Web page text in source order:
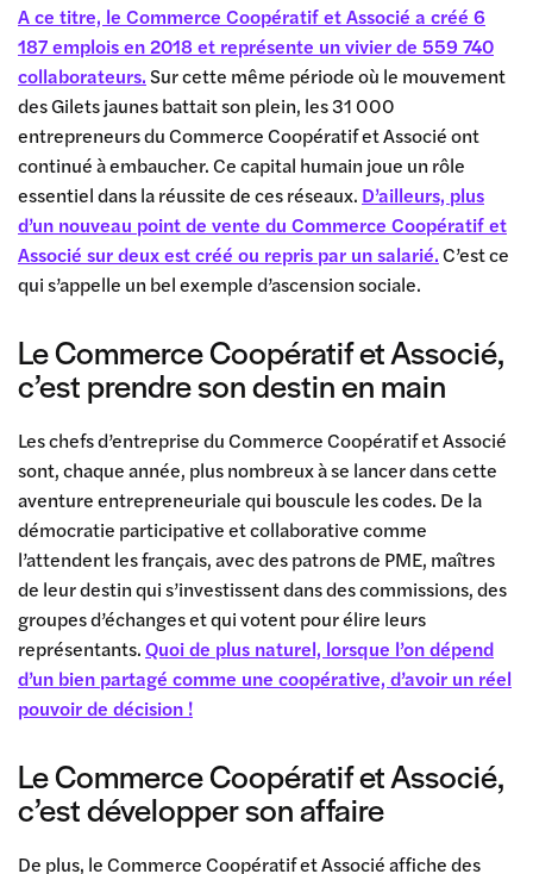
A ce titre, le Commerce Coopératif et Associé a créé 6
187 emplois en 2018 et représente un vivier de 559 740
collaborateurs.Sur cette même période où le mouvement
des Gilets jaunes battait son plein, les 31 000
entrepreneurs du Commerce Coopératif et Associé ont
continué à embaucher. Ce capital humain joue un rôle
essentiel dans la réussite de ces réseaux. D’ailleurs, plus
d’un nouveau point de vente du Commerce Coopératif et
Associé sur deux est créé ou repris par un salarié.C’est ce
qui s’appelle un bel exemple d’ascension sociale.
Le Commerce Coopératif et Associé,
c’est prendre son destin en main
Les chefs d’entreprise du Commerce Coopératif et Associé
sont, chaque année, plus nombreux à se lancer dans cette
aventure entrepreneuriale qui bouscule les codes. De la
démocratie participative et collaborative comme
l’attendent les français, avec des patrons de PME, maîtres
de leur destin qui s’investissent dans des commissions, des
groupes d’échanges et qui votent pour élire leurs
représentants.Quoi de plus naturel, lorsque l’on dépend
d’un bien partagé comme une coopérative, d’avoir un réel
pouvoir de décision !
Le Commerce Coopératif et Associé,
c’est développer son affaire
De plus, le Commerce Coopératif et Associé affiche des